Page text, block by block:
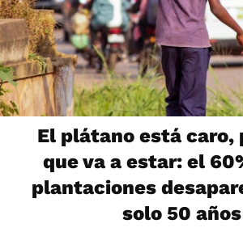
El plátano está caro,
que va a estar: el
plantaciones
solo 50 años